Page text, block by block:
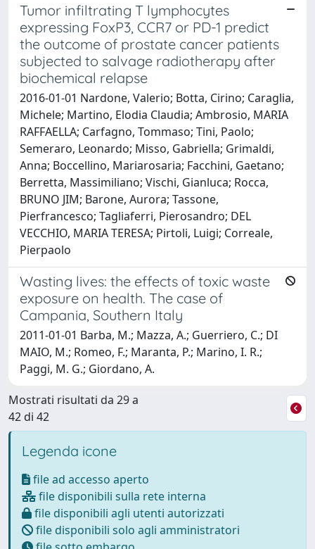
Tumor infiltrating T lymphocytes
expressing FoxP3, CCR7 or PD-1 predict
the outcome of prostate cancer patients
subjected to salvage radiotherapy after
biochemical relapse
2016-01-01 Nardone, Valerio; Botta, Cirino; Caraglia,
Michele; Martino, Elodia Claudia; Ambrosio, MARIA
RAFFAELLA; Carfagno, Tommaso; Tini, Paolo;
Semeraro, Leonardo; Misso, Gabriella; Grimaldi,
Anna; Boccellino, Mariarosaria; Facchini, Gaetano;
Berretta, Massimiliano; Vischi, Gianluca; Rocca,
BRUNO JIM; Barone, Aurora; Tassone,
Pierfrancesco; Tagliaferri, Pierosandro; DEL
VECCHIO, MARIA TERESA; Pirtoli, Luigi; Correale,
Pierpaolo
Wasting lives: the effects of toxic waste
exposure on health. The case of
Campania, Southern Italy
2011-01-01 Barba, M.; Mazza, A.; Guerriero, C.; DI
MAIO, M.; Romeo, F.; Maranta, P.; Marino, I. R.;
Paggi, M. G.; Giordano, A.
Mostrati risultati da 29 a
42 di 42
Legenda icone
file ad accesso aperto
file disponibili sulla rete interna
file disponibili agli utenti autorizzati
file disponibili solo agli amministratori